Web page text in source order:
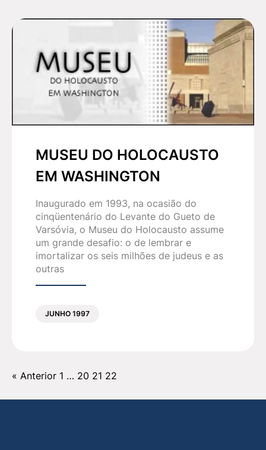
MUSEU DO HOLOCAUSTO
EM WASHINGTON
Inaugurado em 1993, na ocasião do
cinqüentenário do Levante do Gueto de
Varsóvia, o Museu do Holocausto assume
um grande desafio: o de lembrar e
imortalizar os seis milhões de judeus e as
outras
JUNHO 1997
« Anterior 1 … 20 21 22